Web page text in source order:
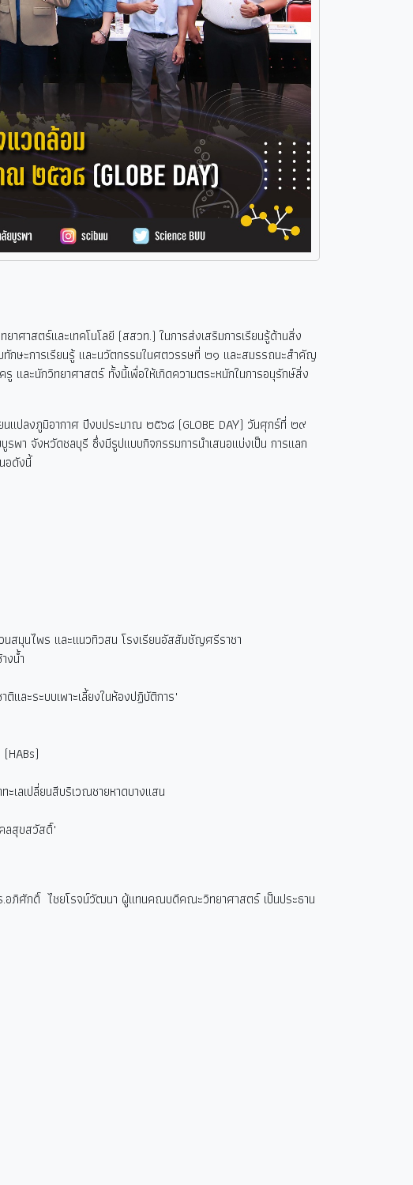
าศาสตร์และเทคโนโลยี (สสวท.) ในการส่งเสริมการเรียนรู้ด้านสิ่ง
ทักษะการเรียนรู้ และนวัตกรรมในศตวรรษที่ ๒๑ และสมรรถนะสำคัญ
และนักวิทยาศาสตร์ ทั้งนี้เพื่อให้เกิดความตระหนักในการอนุรักษ์สิ่ง
แปลงภูมิอากาศ ปีงบประมาณ ๒๕๖๘ (GLOBE DAY) วันศุกร์ที่ ๒๙
า จังหวัดชลบุรี ซึ่งมีรูปแบบกิจกรรมการนำเสนอแบ่งเป็น การแลก
อดังนี้
สมุนไพร และแนวทิวสน โรงเรียนอัสสัมชัญศรีราชา
งน้ำ
ติและระบบเพาะเลี้ยงในห้องปฏิบัติการ"
ทะเลเปลี่ยนสีบริเวณชายหาดบางแสน
ลสุขสวัสดิ์"
.อภิศักดิ์ ไชยโรจน์วัฒนา ผู้แทนคณบดีคณะวิทยาศาสตร์ เป็นประธาน